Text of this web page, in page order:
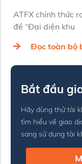
ATFX chính thức
đề “Đại diện khu
Đọc toàn bộ
Bắt đầu
Hãy dùng thử tài
tìm hiểu về giao
sang sử dụng tài